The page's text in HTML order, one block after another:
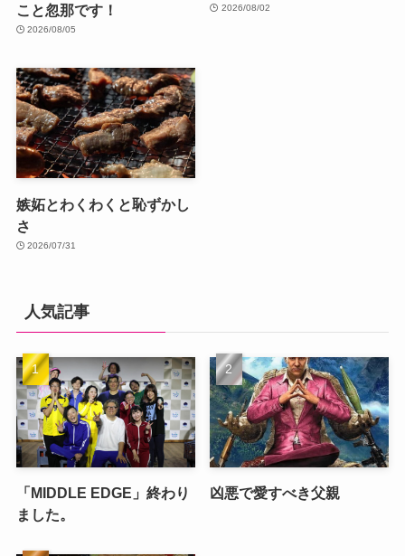
こと忽那です！
2026/08/05
2026/08/02
嫉妬とわくわくと恥ずかし
さ
2026/07/31
人気記事
「MIDDLE EDGE」終わり
ました。
凶悪で愛すべき父親